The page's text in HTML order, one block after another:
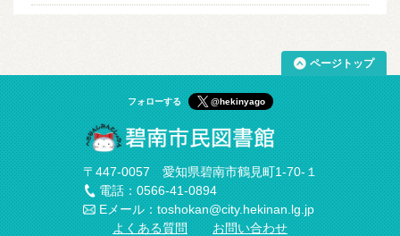
ページトップ
フォローする @hekinyago
〒447-0057 愛知県碧南市鶴見町1-70-１
電話：0566-41-0894
Eメール：toshokan@city.hekinan.lg.jp
よくある質問
お問い合わせ